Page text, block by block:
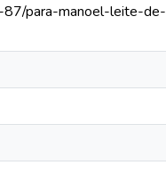
para-manoel-leite-de-